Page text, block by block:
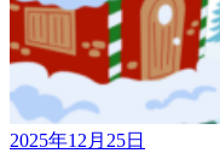
2025年12月25日